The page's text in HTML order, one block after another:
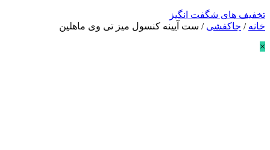
تخفیف های شگفت انگیز
خانه / جاکفشی / ست آیینه کنسول میز تی وی ماهلین
×